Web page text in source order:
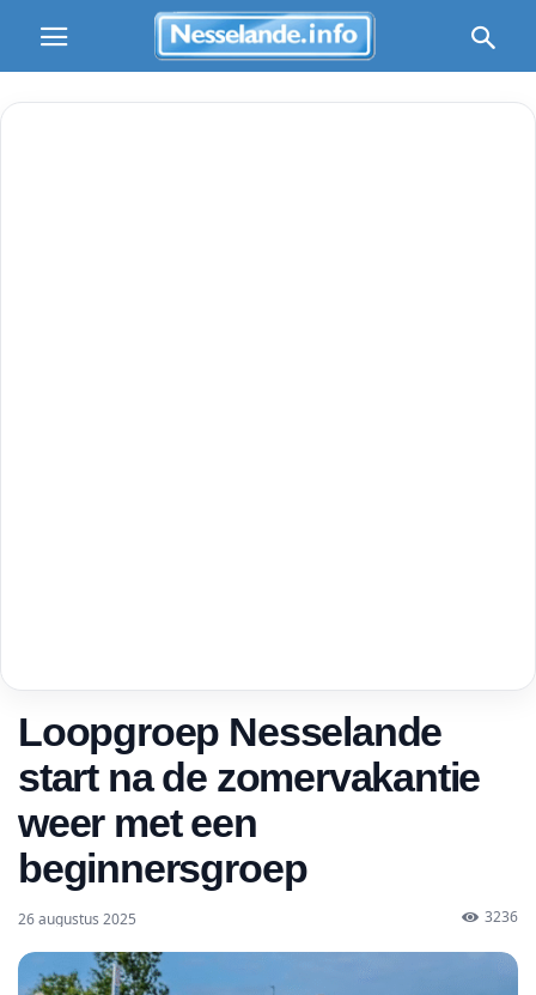
Loopgroep Nesselande
start na de zomervakantie
weer met een
beginnersgroep
26 augustus 2025 3236